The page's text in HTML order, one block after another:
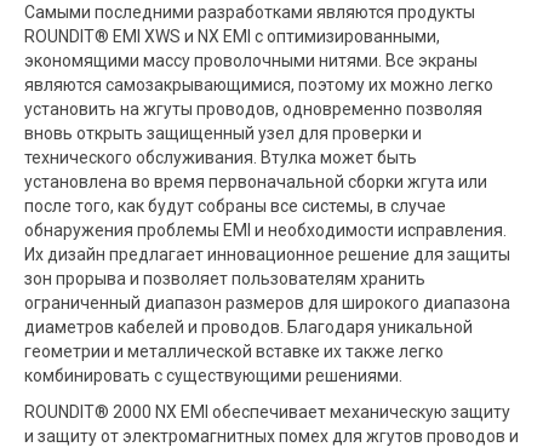
Самыми последними разработками являются продукты
ROUNDIT® EMI XWS и NX EMI с оптимизированными,
экономящими массу проволочными нитями. Все экраны
являются самозакрывающимися, поэтому их можно легко
установить на жгуты проводов, одновременно позволяя
вновь открыть защищенный узел для проверки и
технического обслуживания. Втулка может быть
установлена ​​во время первоначальной сборки жгута или
после того, как будут собраны все системы, в случае
обнаружения проблемы EMI и необходимости исправления.
Их дизайн предлагает инновационное решение для защиты
зон прорыва и позволяет пользователям хранить
ограниченный диапазон размеров для широкого диапазона
диаметров кабелей и проводов. Благодаря уникальной
геометрии и металлической вставке их также легко
комбинировать с существующими решениями.
ROUNDIT® 2000 NX EMI обеспечивает механическую защиту
и защиту от электромагнитных помех для жгутов проводов и